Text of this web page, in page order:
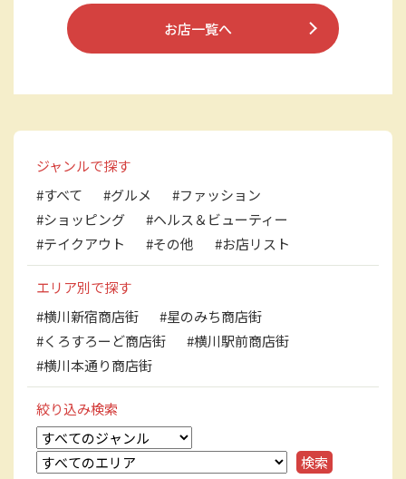
お店一覧へ
ジャンルで探す
#すべて
#グルメ
#ファッション
#ショッピング
#ヘルス＆ビューティー
#テイクアウト
#その他 #お店リスト
エリア別で探す
#横川新宿商店街
#星のみち商店街
#くろすろーど商店街
#横川駅前商店街
#横川本通り商店街
絞り込み検索